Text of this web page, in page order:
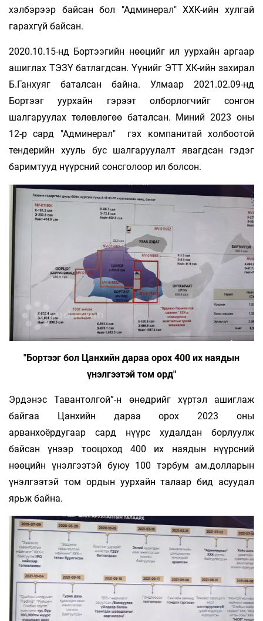
хэлбэрээр байсан бол "Админерал" ХХК-ийн хулгай
гарахгүй байсан.
2020.10.15-нд Бортээгийн нөөцийг ил уурхайн аргаар
ашиглах ТЭЗҮ батлагдсан. Үүнийг ЭТТ ХК-ийн захирал
Б.Ганхуяг баталсан байна. Улмаар 2021.02.09-нд
Бортээг уурхайн гэрээт олборлогчийг сонгон
шалгаруулах төлөвлөгөө баталсан. Миний 2023 оны
12-р сард "Админерал" гэх компанитай холбоотой
тендерийн хууль бус шалгаруулалт явагдсан гэдэг
баримтууд нүүрсний сонсголоор ил болсон.
"Бортээг бол Цанхийн дараа орох 400 их наядын
үнэлгээтэй том орд"
Эрдэнэс Тавантолгой”-н өнөдрийг хүртэл ашиглаж
байгаа Цанхийн дараа орох 2023 оны
арванхоёрдугаар сард нүүрс худалдан борлуулж
байсан үнээр тооцоход 400 их наядын нүүрсний
нөөцийн үнэлгээтэй буюу 100 тэрбум ам.долларын
үнэлгээтэй том ордын уурхайн талаар бид асуудал
ярьж байна.